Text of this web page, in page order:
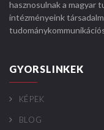
hasznosulnak a magyar
intézményeink
GYORSLINKEK
KÉPEK
BLOG